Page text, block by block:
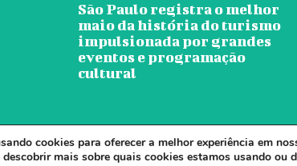
São Paulo registra o melhor
maio da história do turismo
impulsionada por grandes
eventos e programação
cultural
© Jornal Ver A Cidade - Todos os
cookies para oferecer a melhor experiência em
descobrir mais sobre quais cookies estamos usando ou